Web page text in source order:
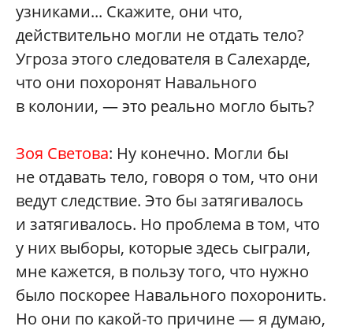
узниками... Скажите, они что,
действительно могли не отдать тело?
Угроза этого следователя в Салехарде,
что они похоронят Навального
в колонии, — это реально могло быть?
Зоя Светова: Ну конечно. Могли бы
не отдавать тело, говоря о том, что они
ведут следствие. Это бы затягивалось
и затягивалось. Но проблема в том, что
у них выборы, которые здесь сыграли,
мне кажется, в пользу того, что нужно
было поскорее Навального похоронить.
Но они по какой-то причине — я думаю,